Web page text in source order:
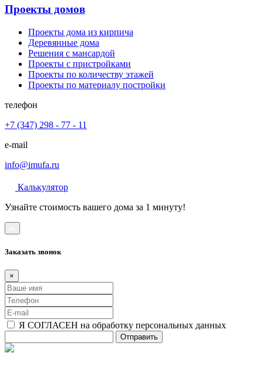
Проекты домов
Проекты дома из кирпича
Деревянные дома
Решения с мансардой
Проекты с пристройками
Проекты по количеству этажей
Проекты по материалу постройки
телефон
+7 (347) 298 - 77 - 11
e-mail
info@imufa.ru
Калькулятор
Узнайте стоимость вашего дома за 1 минуту!
Заказать звонок
×
Я СОГЛАСЕН на обработку персональных данных
Отправить